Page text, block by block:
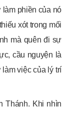
làm phiền của nó
xót trong mối
mà quên đi sự
cầu nguyện là
việc của lý trí
Thánh. Khi nhìn